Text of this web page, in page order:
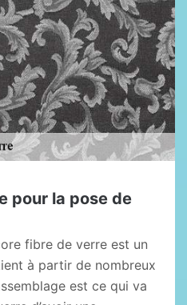
pour la pose de
fibre de verre est un
à partir de nombreux
est ce qui va